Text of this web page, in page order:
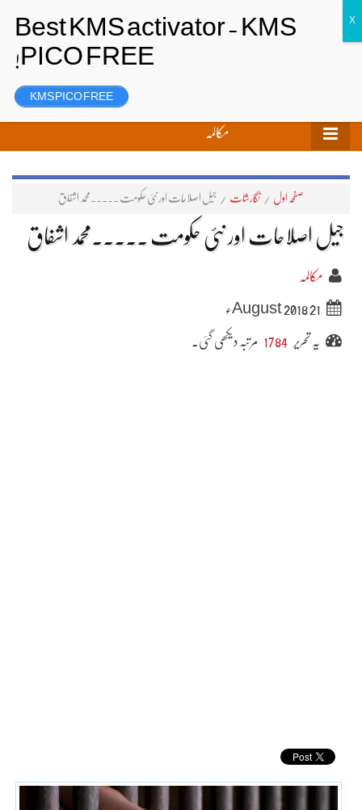
رجسٹر
مکالمہ
صفحہ اول / نگارشات / جیل اصلاحات اور نئی حکومت ۔۔۔۔۔محمد اشفاق
جیل اصلاحات اور نئی حکومت ۔۔۔۔۔محمد اشفاق
مکالمہ
21 August 2018ء
یہ تحریر 1784 مرتبہ دیکھی گئی۔
KMS PICO FREE